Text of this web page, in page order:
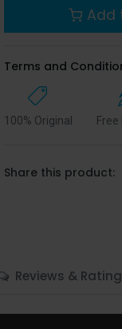
Add
Terms and
100% Original Free
Share this product:
Reviews & Rating